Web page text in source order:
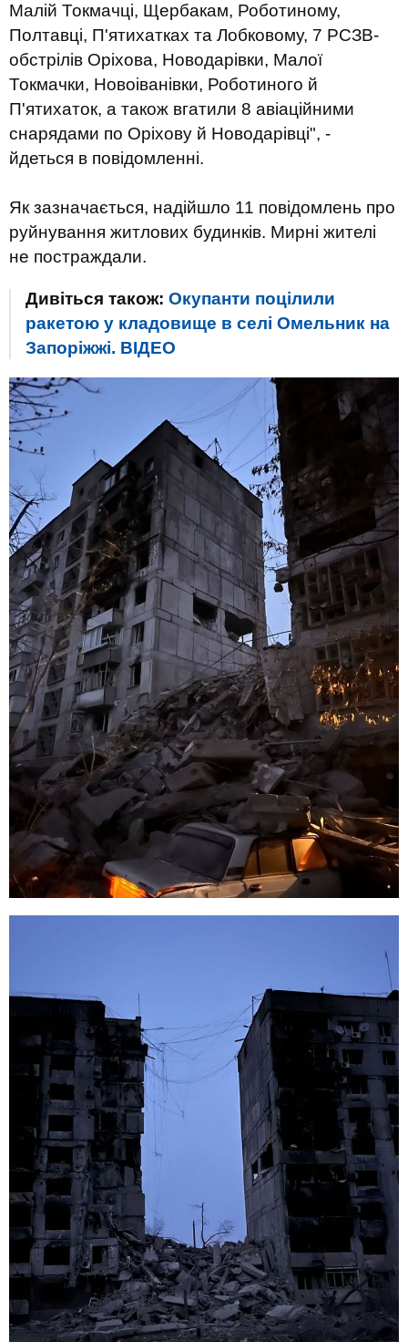
Малій Токмачці, Щербакам, Роботиному,
Полтавці, П'ятихатках та Лобковому, 7 РСЗВ-
обстрілів Оріхова, Новодарівки, Малої
Токмачки, Новоіванівки, Роботиного й
П'ятихаток, а також вгатили 8 авіаційними
снарядами по Оріхову й Новодарівці", -
йдеться в повідомленні.
Як зазначається, надійшло 11 повідомлень про
руйнування житлових будинків. Мирні жителі
не постраждали.
Дивіться також: Окупанти поцілили
ракетою у кладовище в селі Омельник на
Запоріжжі. ВIДЕО